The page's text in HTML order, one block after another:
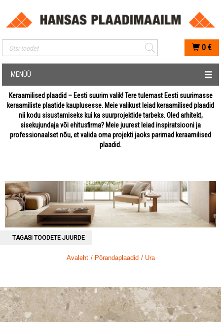
Mobiilis otsimise sisestus
0 €
MENÜÜ
Keraamilised plaadid – Eesti suurim valik! Tere tulemast Eesti suurimasse
keraamiliste plaatide kauplusesse. Meie valikust leiad keraamilised plaadid
nii kodu sisustamiseks kui ka suurprojektide tarbeks. Oled arhitekt,
sisekujundaja või ehitusfirma? Meie juurest leiad inspiratsiooni ja
professionaalset nõu, et valida oma projekti jaoks parimad keraamilised
plaadid.
TAGASI TOODETE JUURDE
Avaleht / Põrandaplaadid / Ura